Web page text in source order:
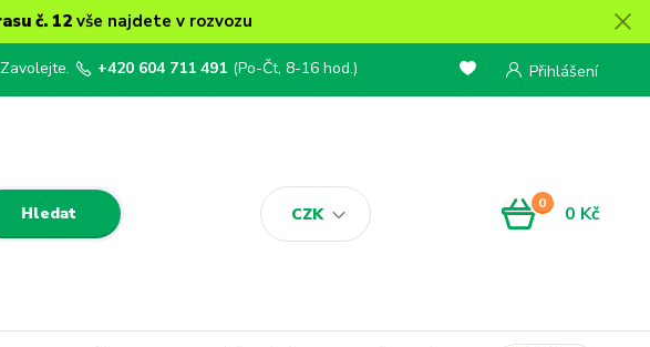
č. 12 vše najdete v rozvozu
CZK
Přihlášení
Hledat
+420 604 711 491 (Po-Čt, 8-16 hod.)
0 0 Kč